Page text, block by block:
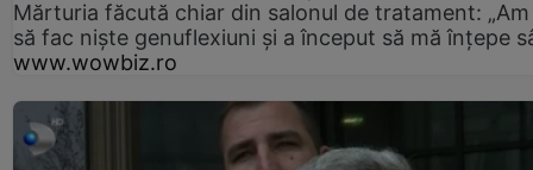
Mărturia făcută chiar din salonul de tratament:
să fac niște genuflexiuni și a început să mă înțepe
www.wowbiz.ro